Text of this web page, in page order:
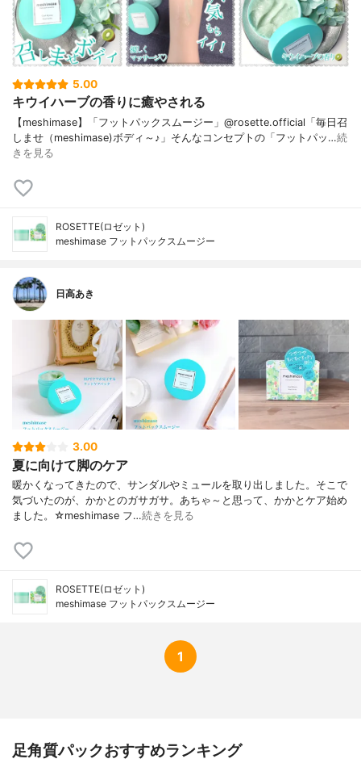
5.00
キウイハーブの香りに癒やされる
【meshimase】「フットパックスムージー」@rosette.official「毎日召
しませ（meshimase)ボディ～♪」そんなコンセプトの「フットパッ…続
きを見る
ROSETTE(ロゼット)
meshimase フットパックスムージー
日高あき
3.00
夏に向けて脚のケア
暖かくなってきたので、サンダルやミュールを取り出しました。そこで
気づいたのが、かかとのガサガサ。あちゃ～と思って、かかとケア始め
ました。☆meshimase フ…続きを見る
ROSETTE(ロゼット)
meshimase フットパックスムージー
1
足角質パックおすすめランキング